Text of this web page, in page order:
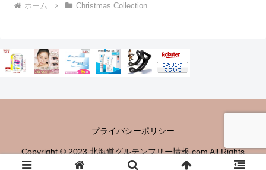
ホーム Christmas Collection
プライバシーポリシー
Copyright © 2023 北海道グルテンフリー情報.com All Rights
Reserved.